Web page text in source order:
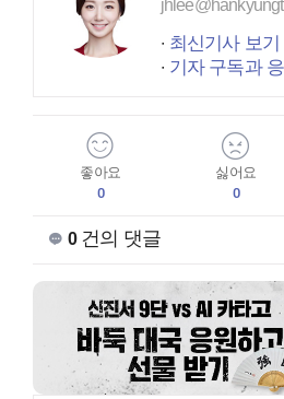
최신기사 보기
기자 구독과
좋아요
0
싫어요
0
0건의 댓글